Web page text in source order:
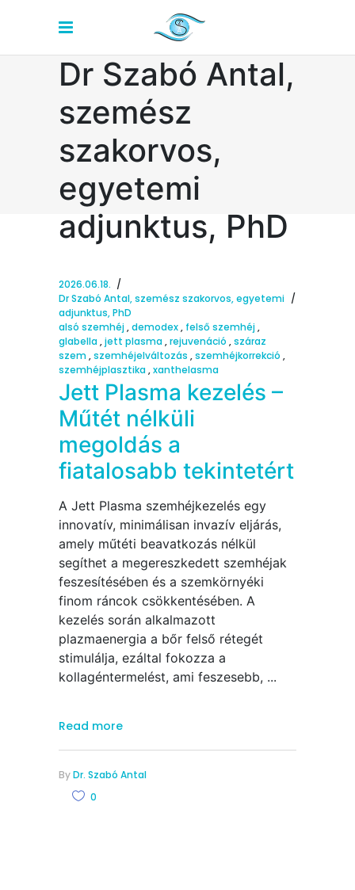
Dr Szabó Antal,
szemész
szakorvos,
egyetemi
adjunktus, PhD
2026.06.18.
Dr Szabó Antal, szemész szakorvos, egyetemi
adjunktus, PhD
alsó szemhéj,demodex, felső szemhéj,
glabella,jett plasma,rejuvenáció ,száraz
szem,szemhéjelváltozás ,szemhéjkorrekció ,
szemhéjplasztika,xanthelasma
Jett Plasma kezelés –
Műtét nélküli
megoldás a
fiatalosabb tekintetért
A Jett Plasma szemhéjkezelés egy
innovatív, minimálisan invazív eljárás,
amely műtéti beavatkozás nélkül
segíthet a megereszkedett szemhéjak
feszesítésében és a szemkörnyéki
finom ráncok csökkentésében. A
kezelés során alkalmazott
plazmaenergia a bőr felső rétegét
stimulálja, ezáltal fokozza a
kollagéntermelést, ami feszesebb,
Read more
ByDr. Szabó Antal
0